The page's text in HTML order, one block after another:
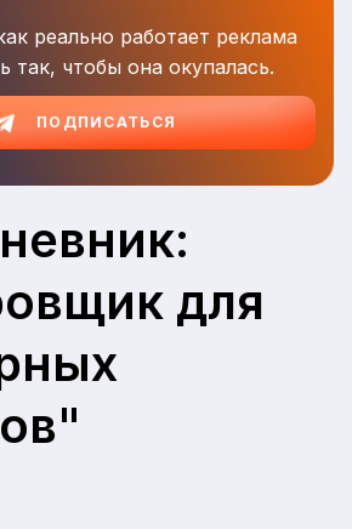
реально работает реклама
так, чтобы она окупалась.
ПОДПИСАТЬСЯ
для